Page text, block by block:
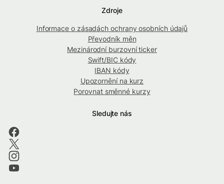
Zdroje
Informace o zásadách ochrany osobních údajů
Převodník měn
Mezinárodní burzovní ticker
Swift/BIC kódy
IBAN kódy
Upozornění na kurz
Porovnat směnné kurzy
Sledujte nás